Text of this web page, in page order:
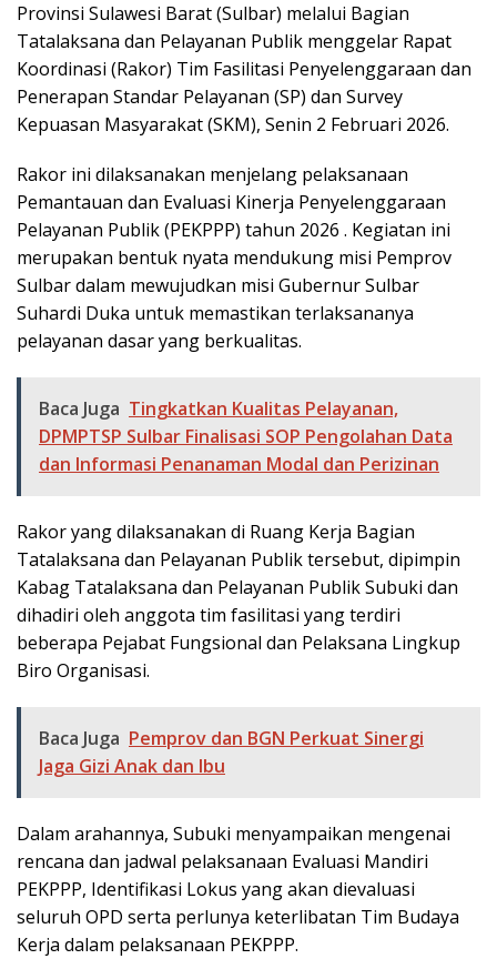
Provinsi Sulawesi Barat (Sulbar) melalui Bagian
Tatalaksana dan Pelayanan Publik menggelar Rapat
Koordinasi (Rakor) Tim Fasilitasi Penyelenggaraan dan
Penerapan Standar Pelayanan (SP) dan Survey
Kepuasan Masyarakat (SKM), Senin 2 Februari 2026.
Rakor ini dilaksanakan menjelang pelaksanaan
Pemantauan dan Evaluasi Kinerja Penyelenggaraan
Pelayanan Publik (PEKPPP) tahun 2026 . Kegiatan ini
merupakan bentuk nyata mendukung misi Pemprov
Sulbar dalam mewujudkan misi Gubernur Sulbar
Suhardi Duka untuk memastikan terlaksananya
pelayanan dasar yang berkualitas.
Baca Juga Tingkatkan Kualitas Pelayanan,
DPMPTSP Sulbar Finalisasi SOP Pengolahan Data
dan Informasi Penanaman Modal dan Perizinan
Rakor yang dilaksanakan di Ruang Kerja Bagian
Tatalaksana dan Pelayanan Publik tersebut, dipimpin
Kabag Tatalaksana dan Pelayanan Publik Subuki dan
dihadiri oleh anggota tim fasilitasi yang terdiri
beberapa Pejabat Fungsional dan Pelaksana Lingkup
Biro Organisasi.
Baca Juga Pemprov dan BGN Perkuat Sinergi
Jaga Gizi Anak dan Ibu
Dalam arahannya, Subuki menyampaikan mengenai
rencana dan jadwal pelaksanaan Evaluasi Mandiri
PEKPPP, Identifikasi Lokus yang akan dievaluasi
seluruh OPD serta perlunya keterlibatan Tim Budaya
Kerja dalam pelaksanaan PEKPPP.